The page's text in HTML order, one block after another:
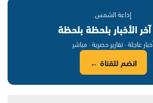
إذاعة الشمس
الأخبار بلحظة بلحظة
عاجلة · تقارير حصرية · مباشر
انضم للقناة ←